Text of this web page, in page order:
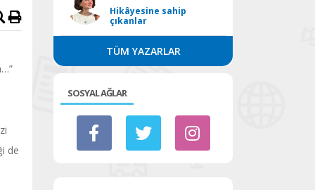
de
Hikâyesine sahip
çıkanlar
TÜM YAZARLAR
SOSYAL AĞLAR